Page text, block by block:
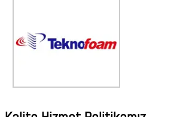
Yerli Sünger Üretim
Fabrikamız.